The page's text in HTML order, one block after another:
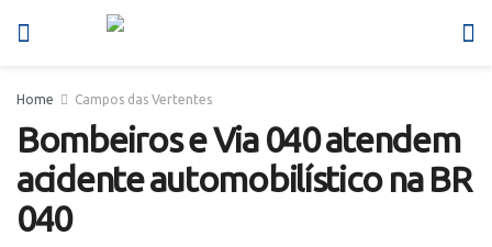
Home Campos das Vertentes
Bombeiros e Via 040 atendem
acidente automobilístico na BR
040